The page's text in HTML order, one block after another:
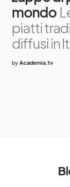
mondo
piatti
diffusi in
by Academia.tv